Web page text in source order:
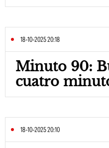
18-10-2025 20:18
Minuto 90:
cuatro
18-10-2025 20:10